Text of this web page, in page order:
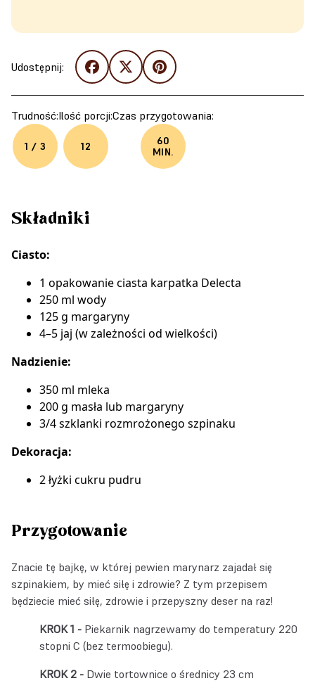
Udostępnij:
Trudność:
1 / 3
Ilość porcji:
12
Czas przygotowania:
60
MIN.
Składniki
Ciasto:
1 opakowanieciasta karpatka Delecta
250 ml wody
125 g margaryny
4–5 jaj (w zależności od wielkości)
Nadzienie:
350 ml mleka
200 g masła lub margaryny
3/4 szklanki rozmrożonego szpinaku
Dekoracja:
2 łyżki cukru pudru
Przygotowanie
Znacie tę bajkę, w której pewien marynarz zajadał się
szpinakiem, by mieć siłę i zdrowie? Z tym przepisem
będziecie mieć siłę, zdrowie i przepyszny deser na raz!
Piekarnik nagrzewamy do temperatury 220
stopni C (bez termoobiegu).
Dwie tortownice o średnicy 23 cm